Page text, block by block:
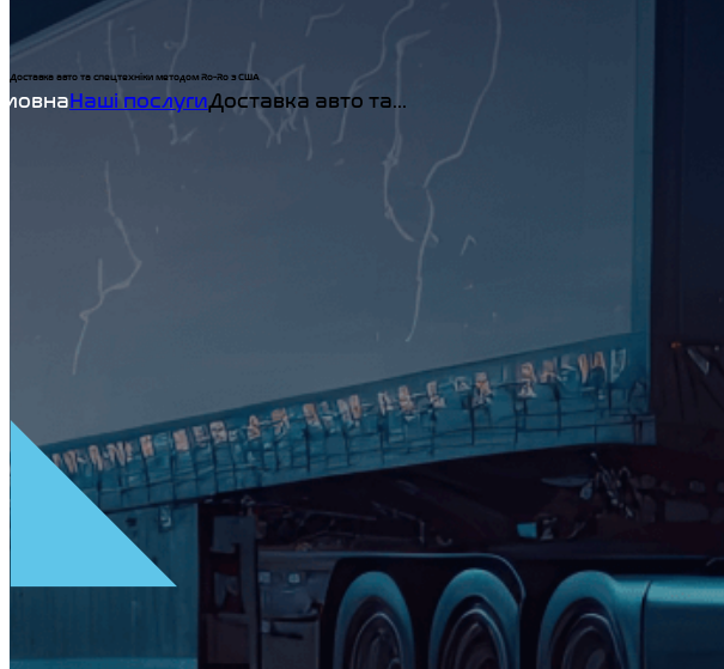
Доставка авто та спецтехніки методом Ro-Ro з США
HomeНаші послугиДоставка авто та...